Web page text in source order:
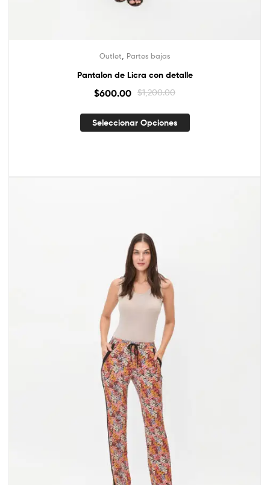
Outlet Partes bajas
Pantalon de Licra con detalle
$1,200.00
$600.00
Seleccionar Opciones